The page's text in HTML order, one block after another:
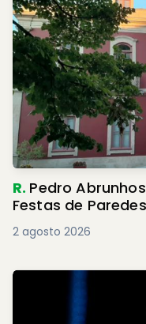
R. Pedro
Festas de
2 agosto 2026